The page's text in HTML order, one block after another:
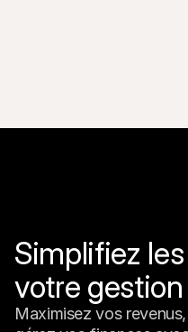
Simplifiez
votre
Maximisez vos